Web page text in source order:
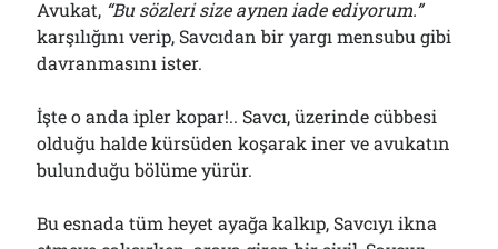
Avukat, “Bu sözleri size aynen iade ediyorum.”
karşılığını verip, Savcıdan bir yargı mensubu gibi
davranmasını ister.
İşte o anda ipler kopar!.. Savcı, üzerinde cübbesi
olduğu halde kürsüden koşarak iner ve avukatın
bulunduğu bölüme yürür.
Bu esnada tüm heyet ayağa kalkıp, Savcıyı ikna